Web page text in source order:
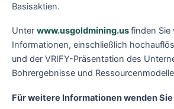
Basisaktien.
Unter www.usgoldmining.usfinden Sie
Informationen, einschließlich
und der VRIFY-Präsentation des
Bohrergebnisse und
Für weitere Informationen wenden